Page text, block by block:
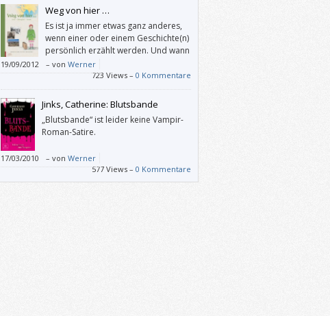
Weg von hier …
Es ist ja immer etwas ganz anderes,
wenn einer oder einem Geschichte(n)
persönlich erzählt werden. Und wann
können Kinder von heute schon mit
einer Überlebenden des Holocaust sprechen?
„Weg von hier …“ bietet dazu die Gelegenheit:
Darin erzählt die Linzer Jüdin Ilse Mass über ihre
Flucht vor den Nazis aus Österreich über
Shanghai nach Israel.
Ein Buch, das sich sowohl für den Volksschul-
Unterricht als auch für eine Auseinandersetzung
mit dem Nationalsozialismus zu Hause
19/09/2012 – von Werner
723 Views – 0 Kommentare
Jinks, Catherine: Blutsbande
„Blutsbande“ ist leider keine Vampir-
Roman-Satire.
17/03/2010 – von Werner
577 Views – 0 Kommentare